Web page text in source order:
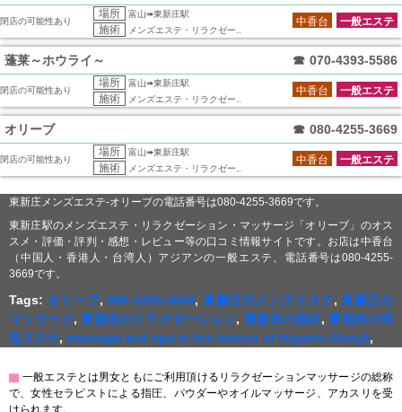
閉店の可能性あり
場所 富山➠東新庄駅
施術 メンズエステ・リラクゼー..
一般エステ
中香台
蓬莱～ホウライ～ ☎ 070-4393-5586
閉店の可能性あり
場所 富山➠東新庄駅
施術 メンズエステ・リラクゼー..
一般エステ
中香台
オリーブ ☎ 080-4255-3669
閉店の可能性あり
場所 富山➠東新庄駅
施術 メンズエステ・リラクゼー..
一般エステ
中香台
東新庄メンズエステ-オリーブの電話番号は080-4255-3669です。
東新庄駅のメンズエステ・リラクゼーション・マッサージ「オリーブ」のオス
スメ・評価・評判・感想・レビュー等の口コミ情報サイトです。お店は中香台
（中国人・香港人・台湾人）アジアンの一般エステ、電話番号は080-4255-
3669です。
Tags: オリーブ,080-4255-3669,東新庄のメンズエステ,東新庄の
マッサージ,東新庄のリラクゼーション, 東新庄の指圧,東新庄の男
性エステ, massage and spa in the station of Higashi-Shinjō,
▇ 一般エステとは男女ともにご利用頂けるリラクゼーションマッサージの総称
で、女性セラピストによる指圧、パウダーやオイルマッサージ、アカスリを受
けられます。